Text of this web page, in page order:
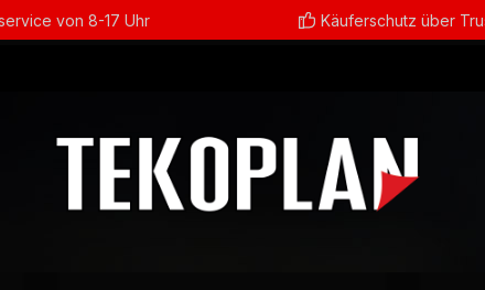
von 8-17 Uhr Käuferschutz über